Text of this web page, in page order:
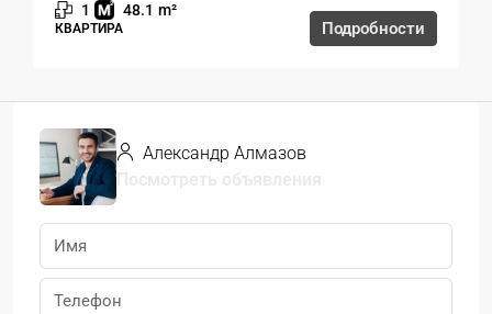
1 48.1 m²
КВАРТИРА Подробности
Александр Алмазов